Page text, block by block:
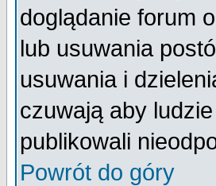
doglądanie forum
lub usuwania
usuwania i
czuwają aby
publikowali
Powrót do góry